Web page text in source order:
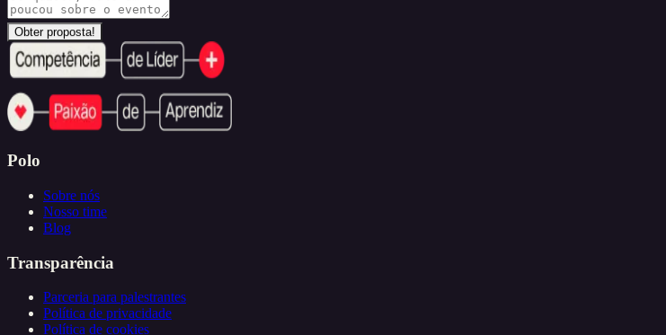
Obter proposta!
Polo
Sobre nós
Nosso time
Blog
Transparência
Parceria para palestrantes
Política de privacidade
Política de cookies